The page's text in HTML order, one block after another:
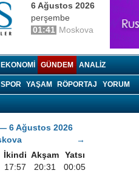
6 Ağustos 2026
perşembe
01:41 Moskova
EKONOMI GÜNDEM ANALIZ
SPOR YAŞAM RÖPORTAJ YORUM
6 Ağustos 2026
→
İkindi Akşam
Yatsı
17:57 20:31 00:05